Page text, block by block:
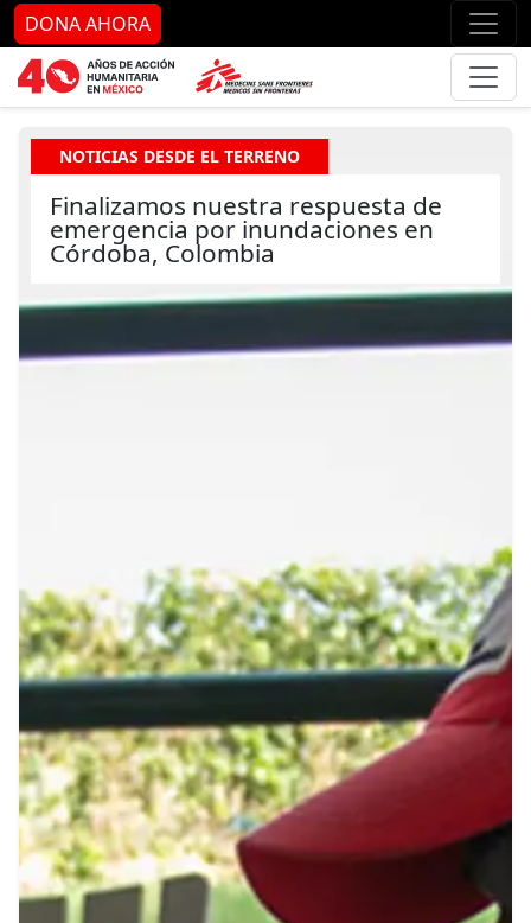
Ir al contenido principal Ir
DONA AHORA
NOTICIAS DESDE EL TERRENO
Finalizamos nuestra respuesta de
emergencia por inundaciones en
Córdoba, Colombia